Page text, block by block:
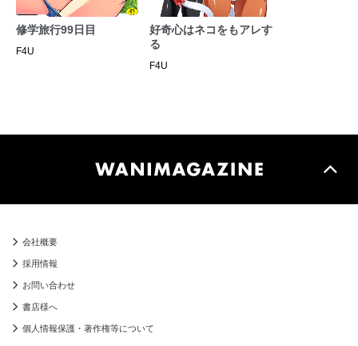
組み立て前：A5（アクリルパネル）
※当たり（直筆サイン入り）あり
修学旅行99日目
F4U
好奇心はネコをもアレす
る
F4U
会社概要
採用情報
お問い合わせ
書店様へ
個人情報保護・著作権等について